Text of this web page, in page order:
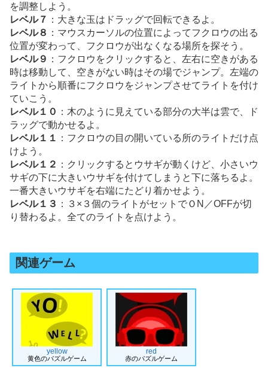
を調整しよう。
レベル７ ：大きな玉はドラッグで回転できるよ。
レベル８ ：マウスカーソルの位置によってフクロウの出る
位置が変わって、フクロウが出なくなる場所を探そう。
レベル９ ：フクロウをクリックすると、左右に空きがある
時は移動して、空きがない時はその場でジャンプ。左端の
ライトから順番にフクロウをジャンプさせてライトを付け
ていこう。
レベル１０ ：木のように見えている部分の大半は雲で、ド
ラッグで動かせるよ。
レベル１１ ：フクロウの目の開いている所のライトだけ点
けよう。
レベル１２ ：クリックするとウサギが動くけど、小さいウ
サギの下に大きいウサギを付けてしまうと下に落ちるよ。
一番大きいウサギを右端にたどり着かせよう。
レベル１３ ：３×３個のライトがセットでＯN／OFFが切
り替わるよ。全てのライトを点けよう。
関連ゲーム
yellow
黄色のパズルゲーム
red
赤のパズルゲーム